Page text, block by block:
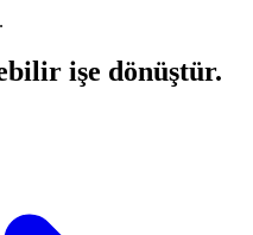
işe dönüştür.